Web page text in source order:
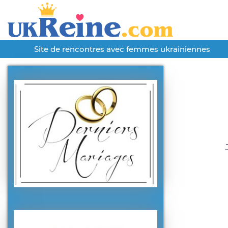
Site de rencontres avec femmes ukrainiennes